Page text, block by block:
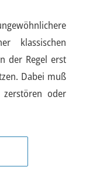
klassischen
der Regel erst
Dabei muß
oder